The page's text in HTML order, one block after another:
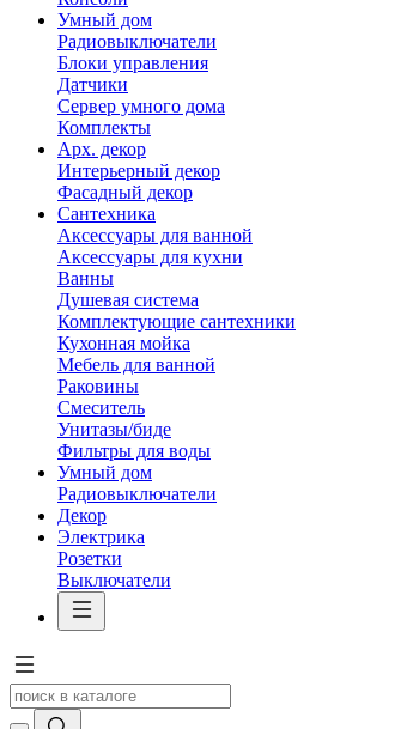
Умный дом
Радиовыключатели
Блоки управления
Датчики
Сервер умного дома
Комплекты
Арх. декор
Интерьерный декор
Фасадный декор
Сантехника
Аксессуары для ванной
Аксессуары для кухни
Ванны
Душевая система
Комплектующие сантехники
Кухонная мойка
Мебель для ванной
Раковины
Смеситель
Унитазы/биде
Фильтры для воды
Умный дом
Радиовыключатели
Декор
Электрика
Розетки
Выключатели